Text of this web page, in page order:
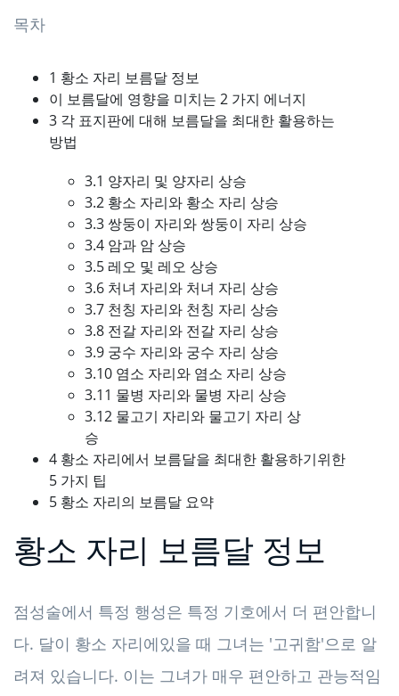
목차
1 황소 자리 보름달 정보
이 보름달에 영향을 미치는 2 가지 에너지
3 각 표지판에 대해 보름달을 최대한 활용하는
방법
3.1 양자리 및 양자리 상승
3.2 황소 자리와 황소 자리 상승
3.3 쌍둥이 자리와 쌍둥이 자리 상승
3.4 암과 암 상승
3.5 레오 및 레오 상승
3.6 처녀 자리와 처녀 자리 상승
3.7 천칭 자리와 천칭 자리 상승
3.8 전갈 자리와 전갈 자리 상승
3.9 궁수 자리와 궁수 자리 상승
3.10 염소 자리와 염소 자리 상승
3.11 물병 자리와 물병 자리 상승
3.12 물고기 자리와 물고기 자리 상
승
4 황소 자리에서 보름달을 최대한 활용하기위한
5 가지 팁
5 황소 자리의 보름달 요약
황소 자리 보름달 정보
점성술에서 특정 행성은 특정 기호에서 더 편안합니
다. 달이 황소 자리에있을 때 그녀는 '고귀함'으로 알
려져 있습니다. 이는 그녀가 매우 편안하고 관능적임